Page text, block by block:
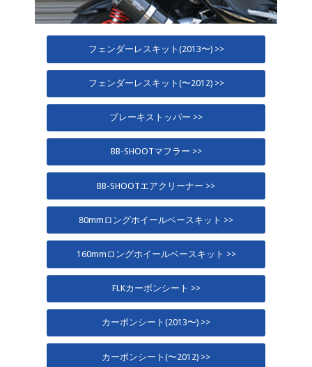
フェンダーレスキット(2013〜) >>
フェンダーレスキット(〜2012) >>
ブレーキストッパー >>
BB-SHOOTマフラー >>
BB-SHOOTエアクリーナー >>
80mmロングホイールベースキット >>
160mmロングホイールベースキット >>
FLKカーボンシート >>
カーボンシート(2013〜) >>
カーボンシート(〜2012) >>